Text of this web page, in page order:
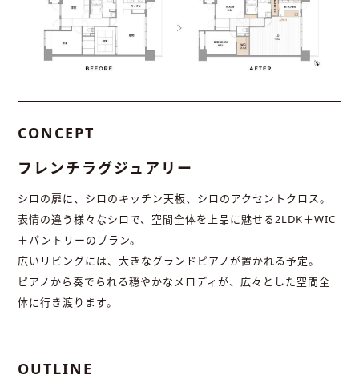
CONCEPT
フレンチラグジュアリー
シロの扉に、シロのキッチン天板、シロのアクセントクロス。
表情の違う様々なシロで、空間全体を上品に魅せる2LDK＋WIC
＋パントリーのプラン。
広いリビングには、大きなグランドピアノが置かれる予定。
ピアノから奏でられる穏やかなメロディが、広々とした空間全
体に行き渡ります。
OUTLINE